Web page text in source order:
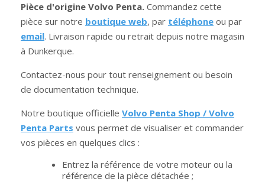
Pièce d'origine Volvo Penta. Commandez cette
pièce sur notre boutique web, par téléphone ou par
email. Livraison rapide ou retrait depuis notre magasin
à Dunkerque.
Contactez-nous pour tout renseignement ou besoin
de documentation technique.
Notre boutique officielle Volvo Penta Shop / Volvo
Penta Parts vous permet de visualiser et commander
vos pièces en quelques clics :
Entrez la référence de votre moteur ou la
référence de la pièce détachée ;